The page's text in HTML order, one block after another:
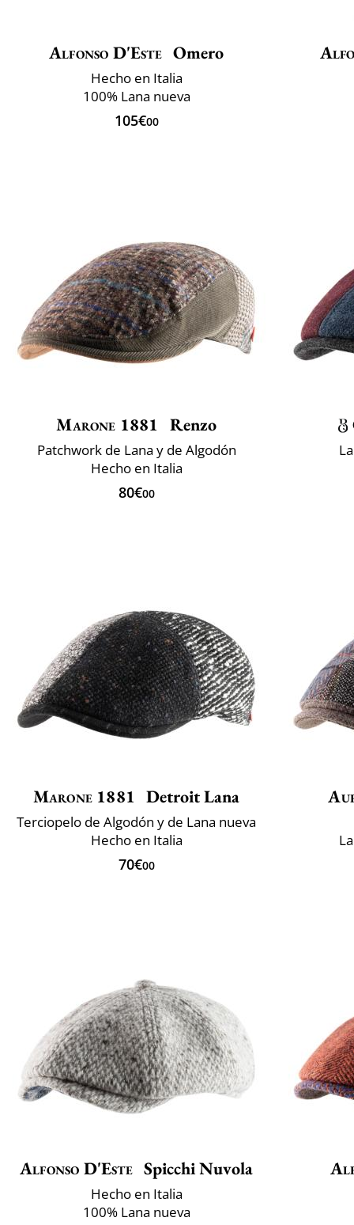
Alfonso D'Este Omero
Hecho en Italia
100% Lana nueva
105€00
Marone 1881 Renzo
Patchwork de Lana y de Algodón
Hecho en Italia
80€00
Marone 1881 Detroit Lana
Terciopelo de Algodón y de Lana nueva
Hecho en Italia
70€00
Alfonso D'Este Spicchi Nuvola
Hecho en Italia
100% Lana nueva